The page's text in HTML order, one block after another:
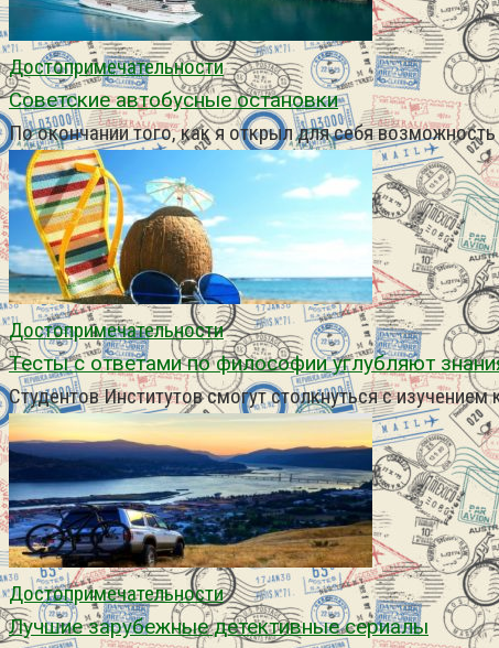
Достопримечательности
Советские автобусные остановки
По окончании того, как я открыл для себя
Достопримечательности
Тесты с ответами по философии углубляют
Студентов Институтов смогут столкнуться с
Достопримечательности
Лучшие зарубежные детективные сериалы